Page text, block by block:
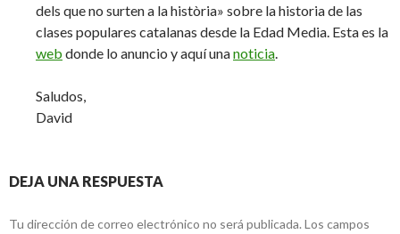
dels que no surten a la història» sobre la historia de las
clases populares catalanas desde la Edad Media. Esta es la
web donde lo anuncio y aquí unanoticia.
Saludos,
David
DEJA UNA RESPUESTA
Tu dirección de correo electrónico no será publicada. Los campos